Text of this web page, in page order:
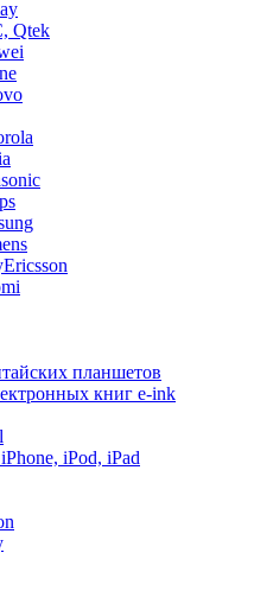
Qtek
планшетов
книг e-ink
iPod, iPad